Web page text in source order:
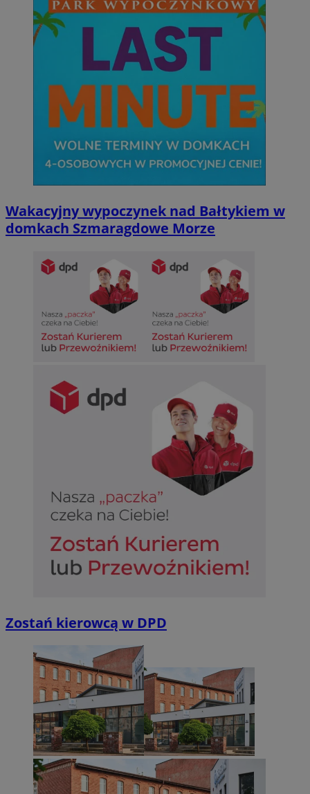
Wakacyjny wypoczynek nad Bałtykiem w
domkach Szmaragdowe Morze
Zostań kierowcą w DPD